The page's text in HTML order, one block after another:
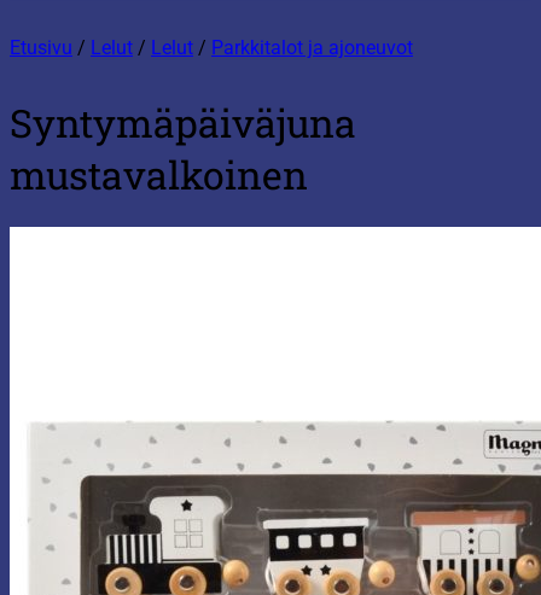
Etusivu / Lelut / Lelut / Parkkitalot ja ajoneuvot
Syntymäpäiväjuna
mustavalkoinen